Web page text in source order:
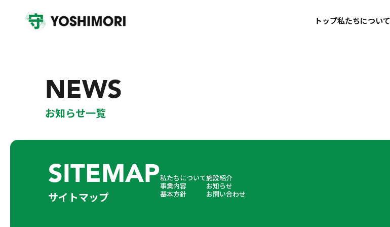
トップ私たちについて
NEWS
お知らせ一覧
SITEMAP
サイトマップ
私たちについて
事業内容
基本方針
施設紹介
お知らせ
お問い合わせ